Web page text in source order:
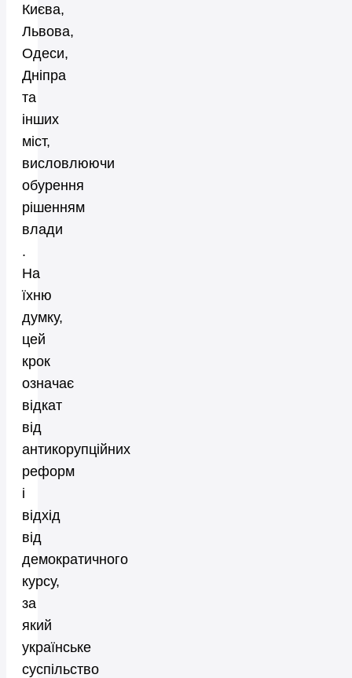
Києва,
Львова,
Одеси,
Дніпра
та
інших
міст,
висловлюючи
обурення
рішенням
влади
.
На
їхню
думку,
цей
крок
означає
відкат
від
антикорупційних
реформ
і
відхід
від
демократичного
курсу,
за
який
українське
суспільство